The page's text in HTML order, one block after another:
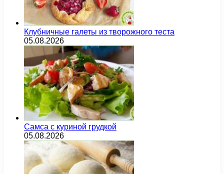
Клубничные галеты из творожного теста
05.08.2026
Самса с куриной грудкой
05.08.2026